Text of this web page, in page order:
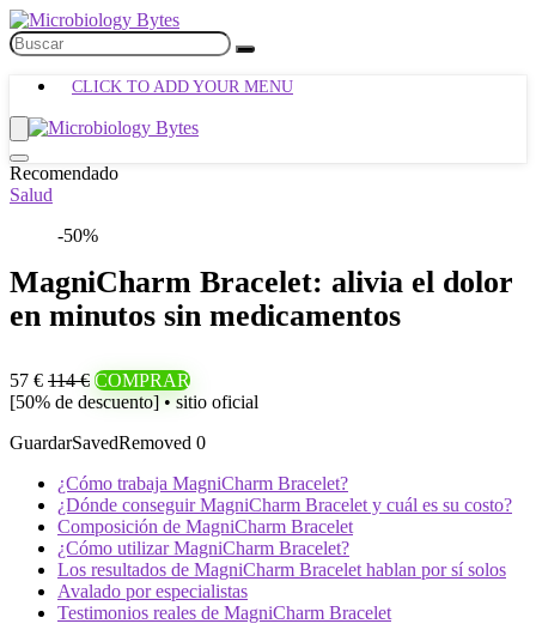
CLICK TO ADD YOUR MENU
Recomendado
Salud
-50%
MagniCharm Bracelet: alivia el dolor
en minutos sin medicamentos
57 € 114 € COMPRAR
[50% de descuento] • sitio oficial
GuardarSavedRemoved 0
¿Cómo trabaja MagniCharm Bracelet?
¿Dónde conseguir MagniCharm Bracelet y cuál es su costo?
Composición de MagniCharm Bracelet
¿Cómo utilizar MagniCharm Bracelet?
Los resultados de MagniCharm Bracelet hablan por sí solos
Avalado por especialistas
Testimonios reales de MagniCharm Bracelet